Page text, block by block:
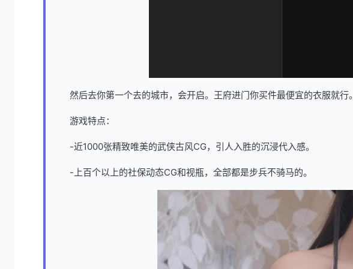
然后去你第一个去的城市，会开启。王府进门你买件最便宜的衣服就行。
游戏特点：
-近1000张精致唯美的武侠古风CG，引人入胜的沉浸代入感。
-上百个以上的社保动态CG和视瓶，全部都是步兵不骑马的。